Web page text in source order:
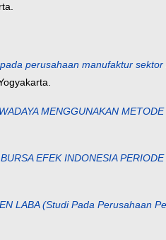
perusahaan manufaktur
MENGGUNAKAN
EFEK INDONESIA
LABA (Studi Pada Perusahaan